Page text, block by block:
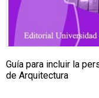
Guía para incluir la
de Arquitectura